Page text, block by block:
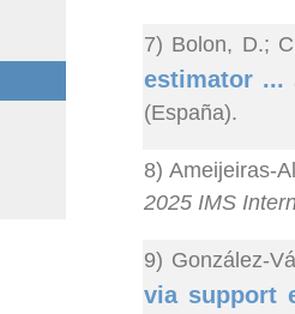
7) Bolon, D.;
estimator ...
(España).
8) Ameijeiras-
2025 IMS
9) González-
via support